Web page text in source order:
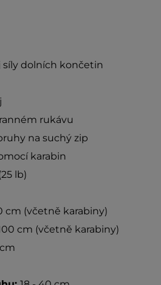
síly dolních končetin
rukávu
na suchý zip
karabin
lb)
cm (včetně karabiny)
cm (včetně karabiny)